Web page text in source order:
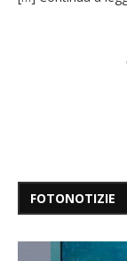
FOTONOTIZIE